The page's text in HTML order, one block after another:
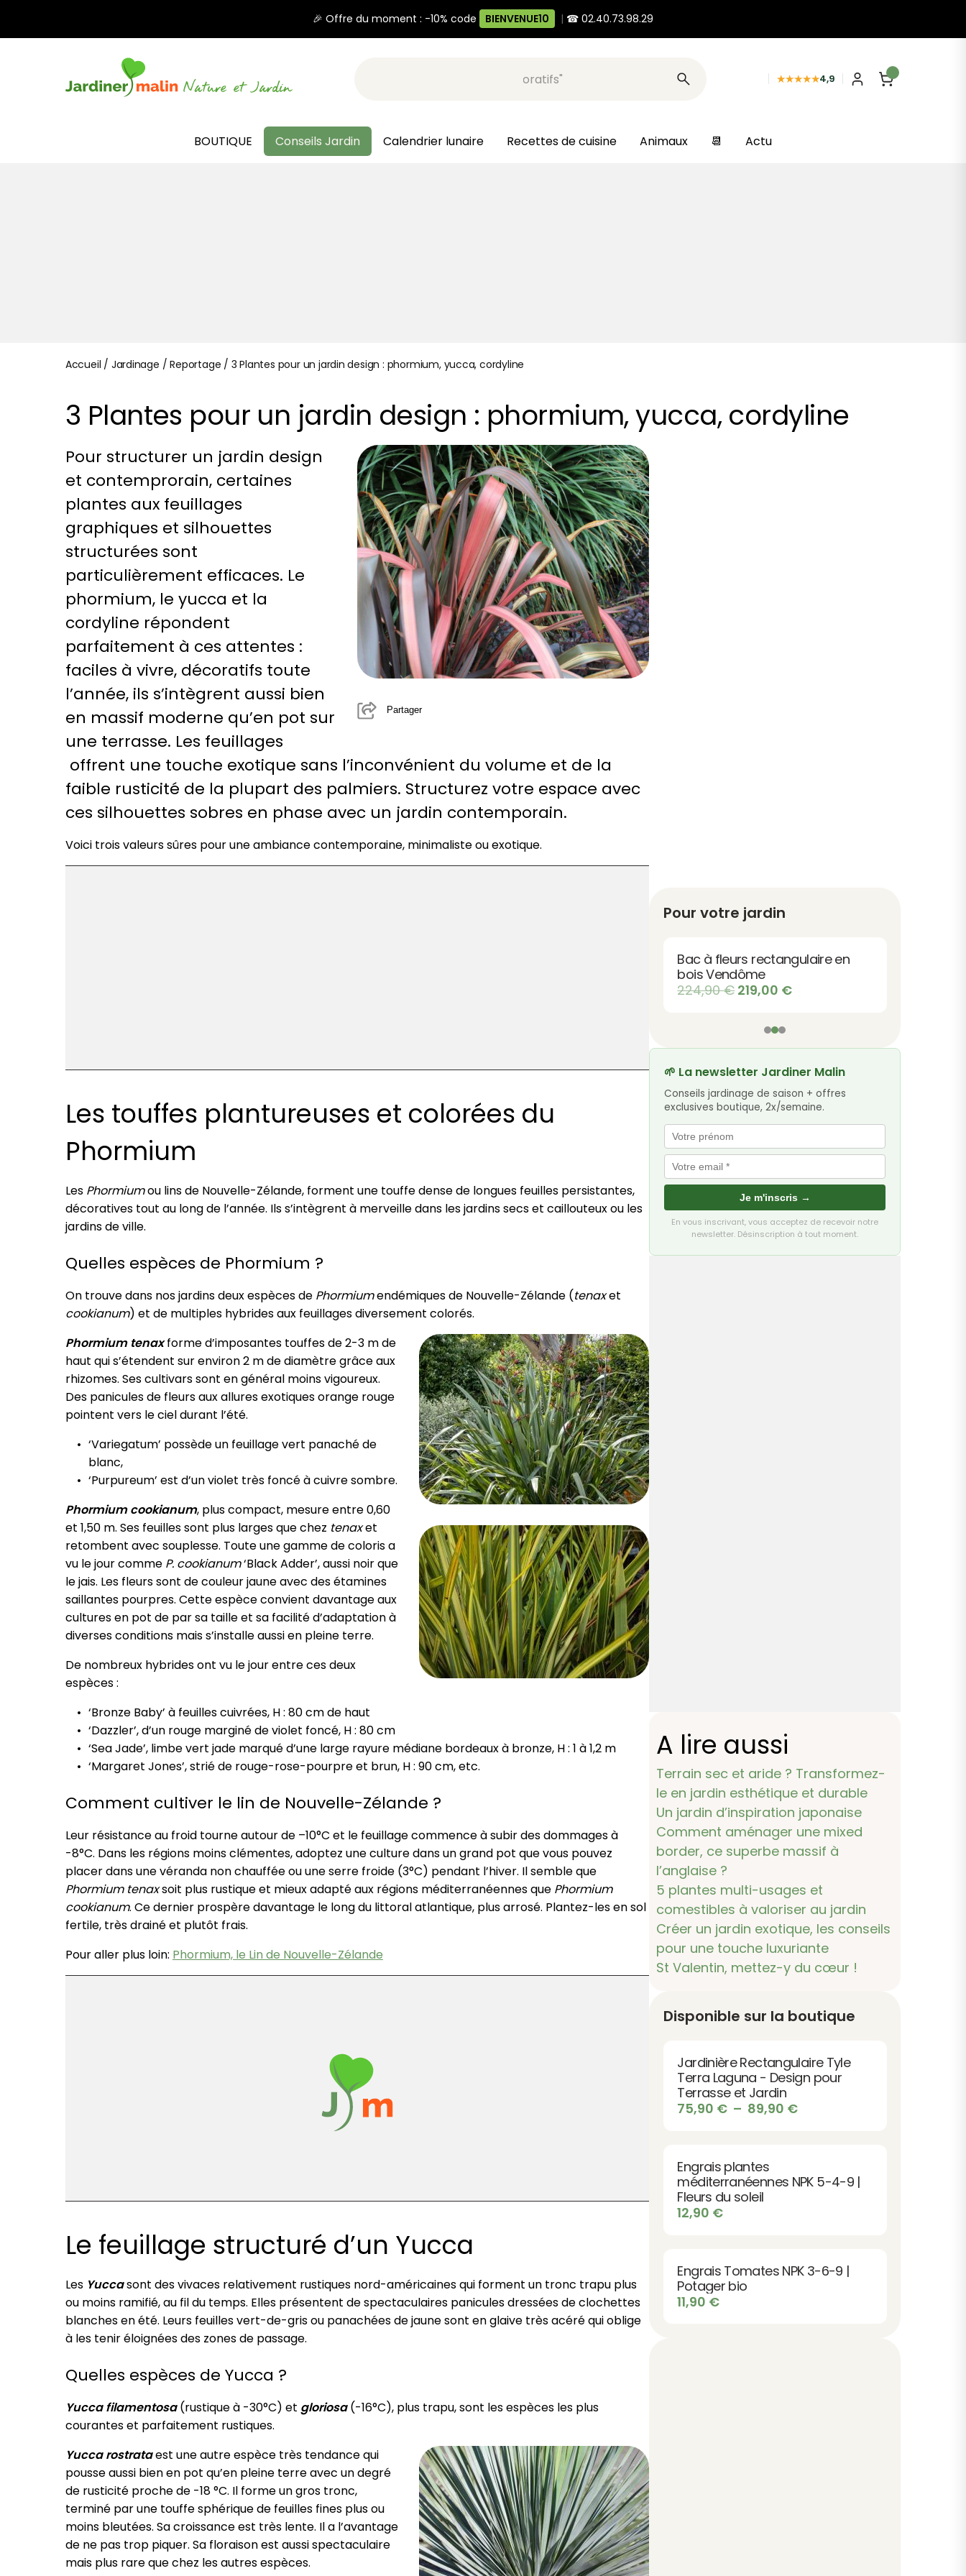
🎉 Offre du moment : -10% code BIENVENUE10 | ☎ 02.40.73.98.29
Recherche, ex: "pots décoratifs" ★★★★★4,9
BOUTIQUE Conseils Jardin Calendrier lunaire Recettes de cuisine Animaux 📆 Actu
Accueil / Jardinage /Reportage / 3 Plantes pour un jardin design : phormium, yucca, cordyline
3 Plantes pour un jardin design : phormium, yucca, cordyline
Partager
Pour structurer un jardin design
et contemprorain, certaines
plantes aux feuillages
graphiques et silhouettes
structurées sont
particulièrement efficaces. Le
phormium, le yucca et la
cordyline répondent
parfaitement à ces attentes :
faciles à vivre, décoratifs toute
l’année, ils s’intègrent aussi bien
en massif moderne qu’en pot sur
une terrasse. Les feuillages
offrent une touche exotique sans l’inconvénient du volume et de la
faible rusticité de la plupart des palmiers. Structurez votre espace avec
ces silhouettes sobres en phase avec un jardin contemporain.
Voici trois valeurs sûres pour une ambiance contemporaine, minimaliste ou exotique.
Les touffes plantureuses et colorées du
Phormium
Les Phormiumou lins de Nouvelle-Zélande, forment une touffe dense de longues feuilles persistantes,
décoratives tout au long de l’année. Ils s’intègrent à merveille dans les jardins secs et caillouteux ou les
jardins de ville.
Quelles espèces de Phormium ?
On trouve dans nos jardins deux espèces de Phormiumendémiques de Nouvelle-Zélande (tenaxet
cookianum) et de multiples hybrides aux feuillages diversement colorés.
Phormium tenaxforme d’imposantes touffes de 2-3 m de
haut qui s’étendent sur environ 2 m de diamètre grâce aux
rhizomes. Ses cultivars sont en général moins vigoureux.
Des panicules de fleurs aux allures exotiques orange rouge
pointent vers le ciel durant l’été.
‘Variegatum’ possède un feuillage vert panaché de
blanc,
‘Purpureum’ est d’un violet très foncé à cuivre sombre.
Phormium cookianum, plus compact, mesure entre 0,60
et 1,50 m. Ses feuilles sont plus larges que chez tenaxet
retombent avec souplesse. Toute une gamme de coloris a
vu le jour comme P. cookianum‘Black Adder’, aussi noir que
le jais. Les fleurs sont de couleur jaune avec des étamines
saillantes pourpres. Cette espèce convient davantage aux
cultures en pot de par sa taille et sa facilité d’adaptation à
diverses conditions mais s’installe aussi en pleine terre.
De nombreux hybrides ont vu le jour entre ces deux
espèces :
‘Bronze Baby’ à feuilles cuivrées, H : 80 cm de haut
‘Dazzler’, d’un rouge marginé de violet foncé, H : 80 cm
‘Sea Jade’, limbe vert jade marqué d’une large rayure médiane bordeaux à bronze, H : 1 à 1,2 m
‘Margaret Jones’, strié de rouge-rose-pourpre et brun, H : 90 cm, etc.
Comment cultiver le lin de Nouvelle-Zélande ?
Leur résistance au froid tourne autour de –10°C et le feuillage commence à subir des dommages à
-8°C. Dans les régions moins clémentes, adoptez une culture dans un grand pot que vous pouvez
placer dans une véranda non chauffée ou une serre froide (3°C) pendant l’hiver. Il semble que
Phormium tenaxsoit plus rustique et mieux adapté aux régions méditerranéennes que Phormium
cookianum. Ce dernier prospère davantage le long du littoral atlantique, plus arrosé. Plantez-les en sol
fertile, très drainé et plutôt frais.
Pour aller plus loin: Phormium, le Lin de Nouvelle-Zélande
Le feuillage structuré d’un Yucca
Les Yuccasont des vivaces relativement rustiques nord-américaines qui forment un tronc trapu plus
ou moins ramifié, au fil du temps. Elles présentent de spectaculaires panicules dressées de clochettes
blanches en été. Leurs feuilles vert-de-gris ou panachées de jaune sont en glaive très acéré qui oblige
à les tenir éloignées des zones de passage.
Quelles espèces de Yucca ?
Yucca filamentosa(rustique à -30°C) et gloriosa(-16°C), plus trapu, sont les espèces les plus
courantes et parfaitement rustiques.
Yucca rostrataest une autre espèce très tendance qui
pousse aussi bien en pot qu’en pleine terre avec un degré
de rusticité proche de -18 °C. Il forme un gros tronc,
terminé par une touffe sphérique de feuilles fines plus ou
moins bleutées. Sa croissance est très lente. Il a l’avantage
de ne pas trop piquer. Sa floraison est aussi spectaculaire
mais plus rare que chez les autres espèces.
Pour votre jardin
Bac à fleurs rectangulaire en
bois Vendôme
224,90€Le
initial
était :
219,00 €Le
🌱 La newsletter Jardiner Malin
Conseils jardinage de saison + offres
exclusives boutique, 2x/semaine.
Je m'inscris →
En vous inscrivant, vous acceptez de recevoir notre
newsletter. Désinscription à tout moment.
A lire aussi
Terrain sec et aride ? Transformez-
le en jardin esthétique et durable
Un jardin d’inspiration japonaise
Comment aménager une mixed
border, ce superbe massif à
l’anglaise ?
5 plantes multi-usages et
comestibles à valoriser au jardin
Créer un jardin exotique, les conseils
pour une touche luxuriante
St Valentin, mettez-y du cœur !
Disponible sur la boutique
Jardinière Rectangulaire Tyle
Terra Laguna - Design pour
Terrasse et Jardin
75,90 € – 89,90 €Plage
à
89,90 €
Engrais plantes
méditerranéennes NPK 5-4-9 |
Fleurs du soleil
12,90 €
Engrais Tomates NPK 3-6-9 |
Potager bio
11,90 €